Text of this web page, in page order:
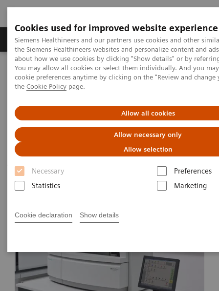
Cookies used for improved website experience
Siemens Healthineers and our partners use cookies and other
the Siemens Healthineers websites and personalize content and
about how we use cookies by clicking "Show details" or by
You may allow all cookies or select them individually. And you
cookie preferences anytime by clicking on the "Review and
the Cookie Policy page.
Allow all cookies
Allow necessary only
Allow selection
Necessary
Preferences
Statistics
Marketing
Cookie declaration Show details
製品＆サービス サポート情報 Insights
ホーム 体外診断薬・機器
血漿蛋白
血漿蛋白検査システム
BNプロスペック
BN プロスペック 血漿蛋白検査
システム
少数検体測定、特殊蛋白測定の効率化と信頼
性を追求